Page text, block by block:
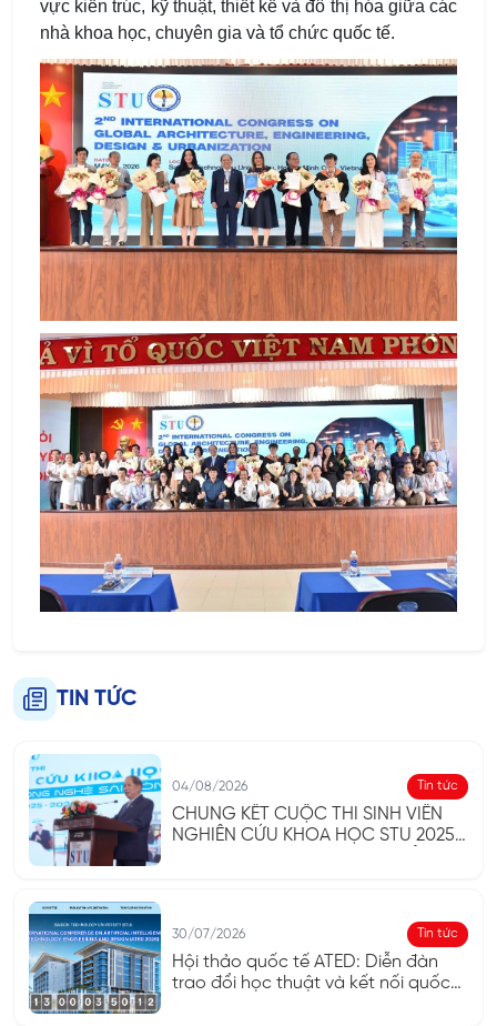
vực kiến trúc, kỹ thuật, thiết kế và đô thị hóa giữa các
nhà khoa học, chuyên gia và tổ chức quốc tế.
TIN TỨC
04/08/2026 Tin tức
CHUNG KẾT CUỘC THI SINH VIÊN
NGHIÊN CỨU KHOA HỌC STU 2025 -
30/07/2026 Tin tức
Hội thảo quốc tế ATED: Diễn đàn
trao đổi học thuật và kết nối quốc